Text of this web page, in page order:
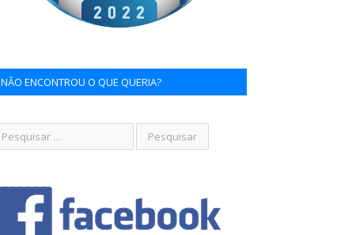
NÃO ENCONTROU O QUE QUERIA?